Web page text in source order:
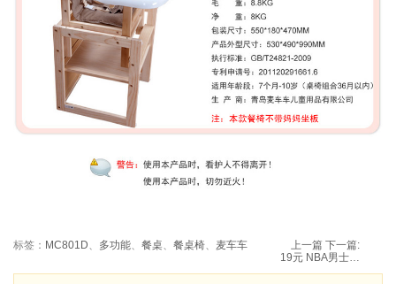
标签： MC801D 多功能 餐桌 餐桌椅 麦车车 上一篇 下一篇: